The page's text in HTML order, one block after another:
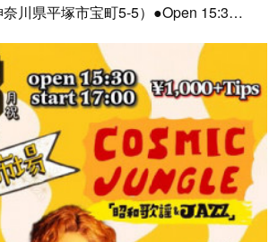
川県平塚市宝町5-5）●Open 15:3…